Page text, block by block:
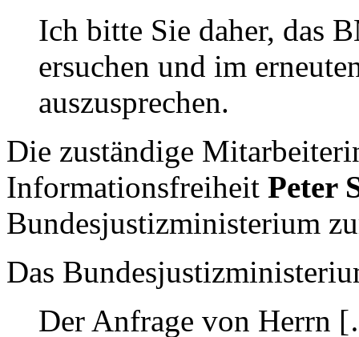
Ich bitte Sie daher, das
ersuchen und im
auszusprechen.
Die zuständige
Informationsfreiheit Peter
Bundesjustizministerium
Das
Der Anfrage von Herrn